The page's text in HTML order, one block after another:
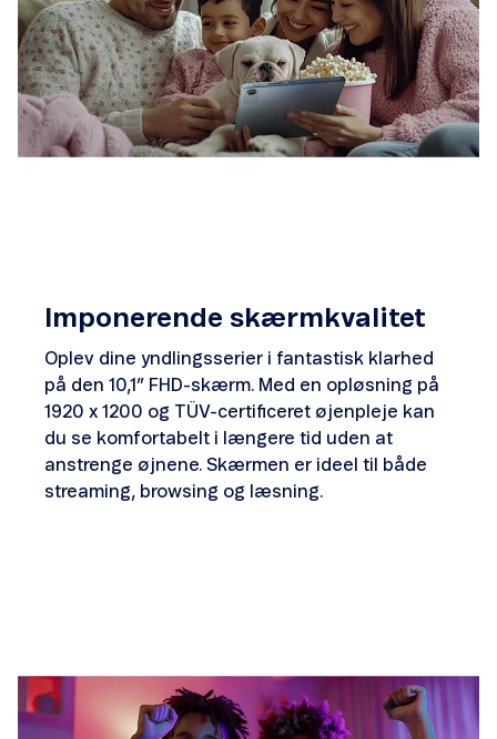
Imponerende skærmkvalitet
Oplev dine yndlingsserier i fantastisk klarhed
på den 10,1” FHD-skærm. Med en opløsning på
1920 x 1200 og TÜV-certificeret øjenpleje kan
du se komfortabelt i længere tid uden at
anstrenge øjnene. Skærmen er ideel til både
streaming, browsing og læsning.